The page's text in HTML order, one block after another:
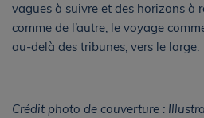
vagues à suivre et des horizons à
comme de l’autre, le voyage
au-delà des tribunes, vers le large.
Crédit photo de couverture :